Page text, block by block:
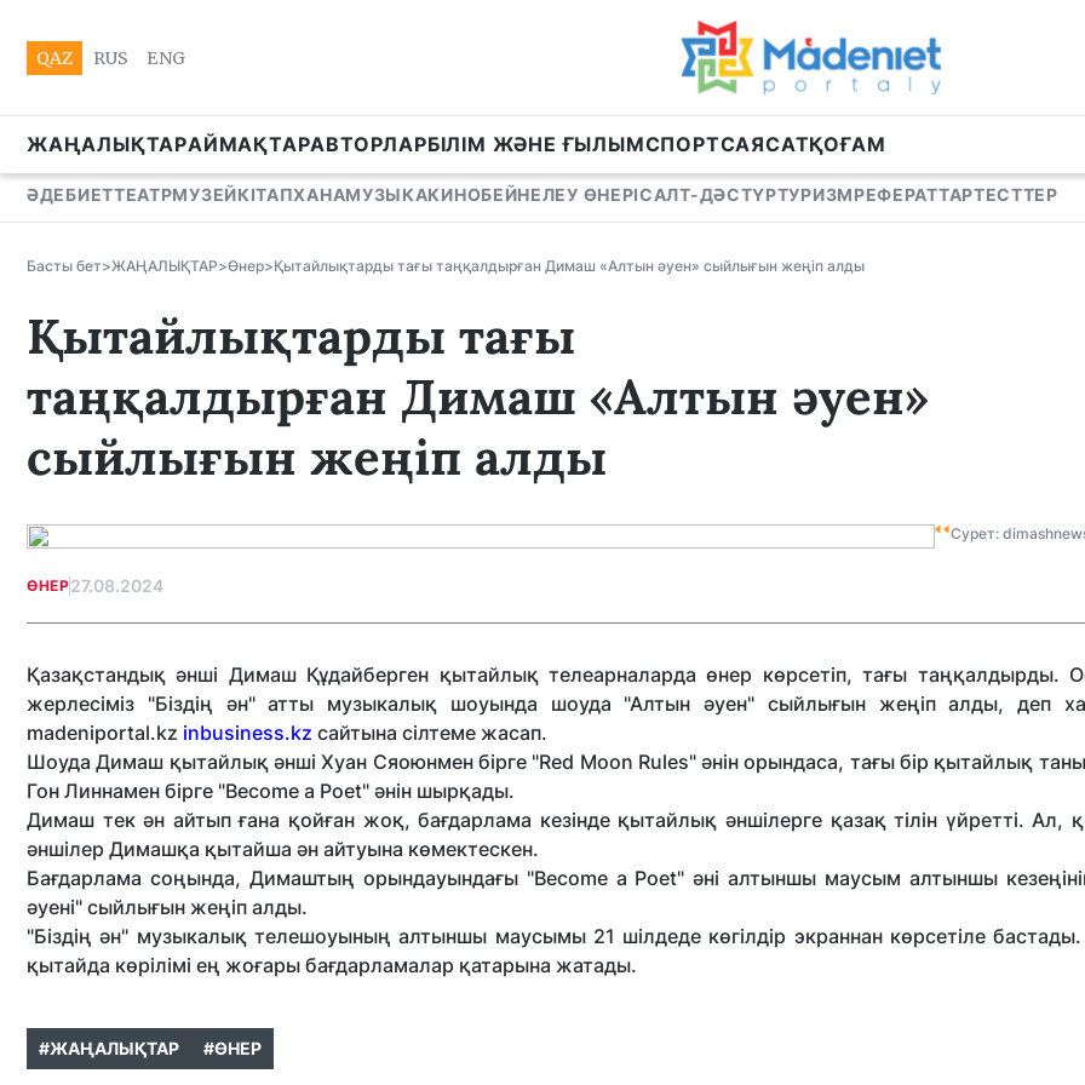
QAZ RUS ENG
ЖАҢАЛЫҚТАРАЙМАҚТАРАВТОРЛАРБІЛІМ ЖӘНЕ ҒЫЛЫМСПОРТСАЯСАТҚОҒАМ
ӘДЕБИЕТТЕАТРМУЗЕЙКІТАПХАНАМУЗЫКАКИНОБЕЙНЕЛЕУ ӨНЕРІСАЛТ-ДӘСТҮРТУРИЗМРЕФЕРАТТАРТЕСТТЕР
Басты бет>ЖАҢАЛЫҚТАР>Өнер>Қытайлықтарды тағы таңқалдырған Димаш «Алтын әуен» сыйлығын жеңіп алды
Қытайлықтарды тағы
таңқалдырған Димаш «Алтын әуен»
сыйлығын жеңіп алды
Сурет:
ӨНЕР27.08.2024
Қазақстандық әнші Димаш Құдайберген қытайлық телеарналарда өнер көрсетіп, тағы таңқалдырды.
жерлесіміз "Біздің ән" атты музыкалық шоуында шоуда "Алтын әуен" сыйлығын жеңіп алды, деп
madeniportal.kz inbusiness.kz сайтына сілтеме жасап.
Шоуда Димаш қытайлық әнші Хуан Сяоюнмен бірге "Red Moon Rules" әнін орындаса, тағы бір қытайлық
Гон Линнамен бірге "Become a Poet" әнін шырқады.
Димаш тек ән айтып ғана қойған жоқ, бағдарлама кезінде қытайлық әншілерге қазақ тілін үйретті. Ал,
әншілер Димашқа қытайша ән айтуына көмектескен.
Бағдарлама соңында, Димаштың орындауындағы "Become a Poet" әні алтыншы маусым алтыншы
әуені" сыйлығын жеңіп алды.
"Біздің ән" музыкалық телешоуының алтыншы маусымы 21 шілдеде көгілдір экраннан көрсетіле
қытайда көрілімі ең жоғары бағдарламалар қатарына жатады.
#ЖАҢАЛЫҚТАР #ӨНЕР